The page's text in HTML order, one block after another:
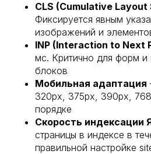
CLS (Cumulative Layout
Фиксируется явным
изображений и
INP (Interaction to Next
мс. Критично для форм и
блоков
Мобильная адаптация
320px, 375px, 390px,
порядке
Скорость индексации
страницы в индексе в
правильной настройке